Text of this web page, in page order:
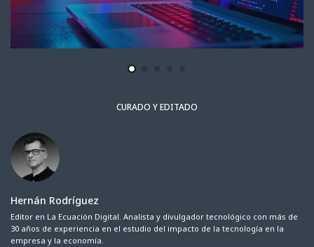
CURADO Y EDITADO
Hernán Rodríguez
Editor en La Ecuación Digital. Analista y divulgador tecnológico con más de
30 años de experiencia en el estudio del impacto de la tecnología en la
empresa y la economía.